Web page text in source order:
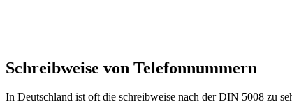
Schreibweise von Telefonnummern
In Deutschland ist oft die schreibweise nach der DIN 5008 zu